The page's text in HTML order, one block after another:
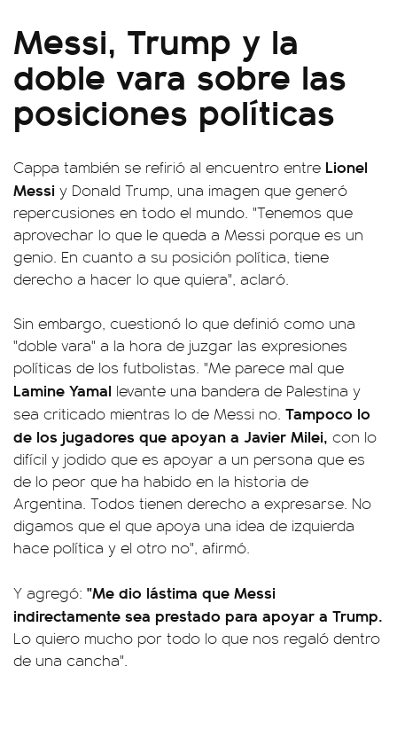
Messi, Trump y la
doble vara sobre las
posiciones políticas
Cappa también se refirió al encuentro entre Lionel
Messi y Donald Trump, una imagen que generó
repercusiones en todo el mundo. "Tenemos que
aprovechar lo que le queda a Messi porque es un
genio. En cuanto a su posición política, tiene
derecho a hacer lo que quiera", aclaró.
Sin embargo, cuestionó lo que definió como una
"doble vara" a la hora de juzgar las expresiones
políticas de los futbolistas. "Me parece mal que
Lamine Yamal levante una bandera de Palestina y
sea criticado mientras lo de Messi no. Tampoco lo
de los jugadores que apoyan a Javier Milei, con lo
difícil y jodido que es apoyar a un persona que es
de lo peor que ha habido en la historia de
Argentina. Todos tienen derecho a expresarse. No
digamos que el que apoya una idea de izquierda
hace política y el otro no", afirmó.
Y agregó: "Me dio lástima que Messi
indirectamente sea prestado para apoyar a Trump.
Lo quiero mucho por todo lo que nos regaló dentro
de una cancha".